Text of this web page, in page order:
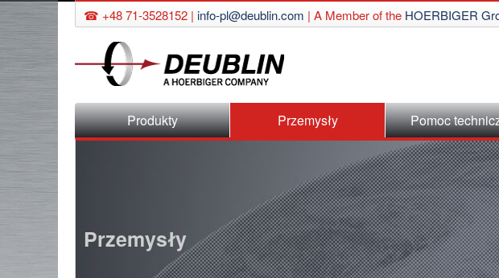
☎ +48 71-3528152 | info-pl@deublin.com | A Member of the HOERBIGER
Pomiń
nawigacjęProdukty Przemysły Pomoc
Przemysły